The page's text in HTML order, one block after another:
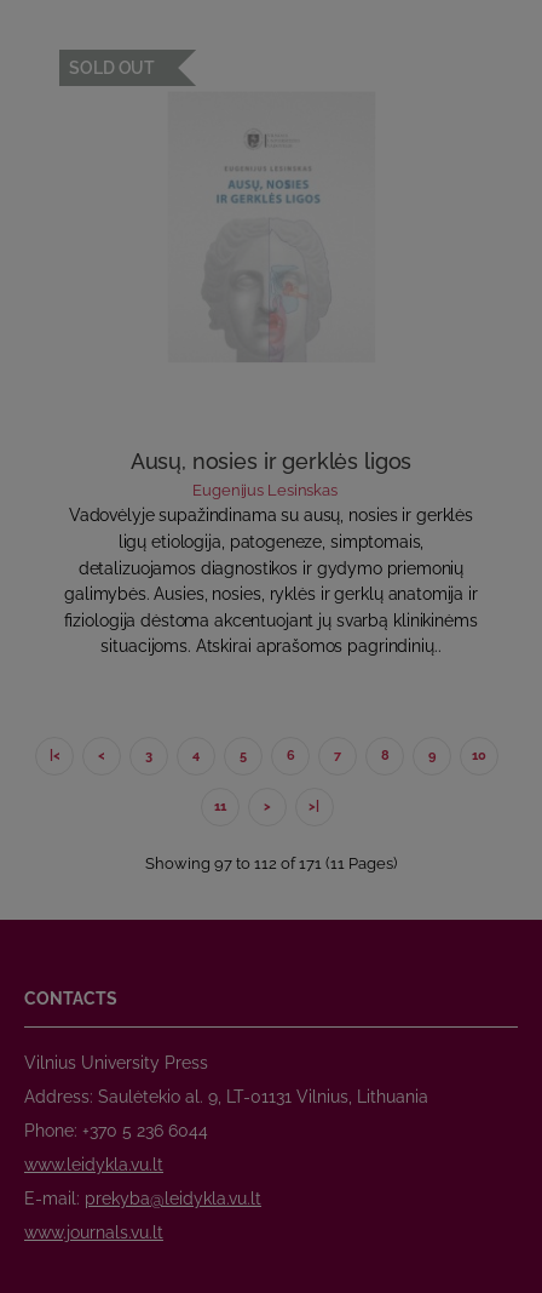
SOLD OUT
Ausų, nosies ir gerklės ligos
Eugenijus Lesinskas
Vadovėlyje supažindinama su ausų, nosies ir gerklės
ligų etiologija, patogeneze, simptomais,
detalizuojamos diagnostikos ir gydymo priemonių
galimybės. Ausies, nosies, ryklės ir gerklų anatomija ir
fiziologija dėstoma akcentuojant jų svarbą klinikinėms
situacijoms. Atskirai aprašomos pagrindinių..
|< < 3 4 5 6 7 8 9 10
11 > >|
Showing 97 to 112 of 171 (11 Pages)
CONTACTS
Vilnius University Press
Address: Saulėtekio al. 9, LT-01131 Vilnius, Lithuania
Phone: +370 5 236 6044
www.leidykla.vu.lt
E-mail: prekyba@leidykla.vu.lt
www.journals.vu.lt